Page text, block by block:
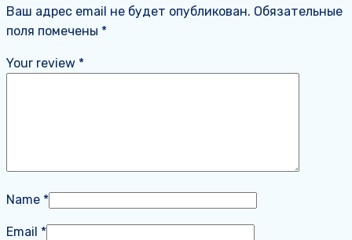
Ваш адрес email не будет опубликован. Обязательные
поля помечены *
Your review *
Name *
Email *